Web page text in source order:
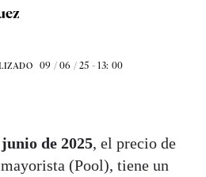
09 / 06 / 25 - 13: 00
de 2025, el precio de
(Pool), tiene un